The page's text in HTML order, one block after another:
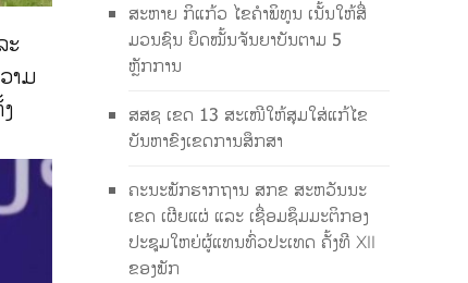
ະ
າມ
ສະຫາຍ ກິແກ້ວ ໄຂຄຳພິທູນ ເນັ້ນໃຫ້ສື່
ມວນຊົນ ຍຶດໝັ້ນຈັນຍາບັນຕາມ 5
ຫຼັກການ
ສສຊ ເຂດ 13 ສະເໜີໃຫ້ສຸມໃສ່ແກ້ໄຂ
ບັນຫາຂົງເຂດການສຶກສາ
ຄະນະພັກຮາກຖານ ສກຂ ສະຫວັນນະ
ເຂດ ເຜີຍແຜ່ ແລະ ເຊື່ອມຊຶມມະຕິກອງ
ປະຊຸມໃຫຍ່ຜູ້ແທນທົ່ວປະເທດ ຄັ້ງທີ XII
ຂອງພັກ